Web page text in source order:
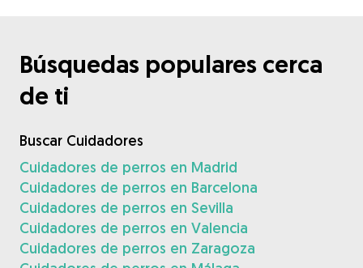
Búsquedas populares cerca
de ti
Buscar Cuidadores
Cuidadores de perros en Madrid
Cuidadores de perros en Barcelona
Cuidadores de perros en Sevilla
Cuidadores de perros en Valencia
Cuidadores de perros en Zaragoza